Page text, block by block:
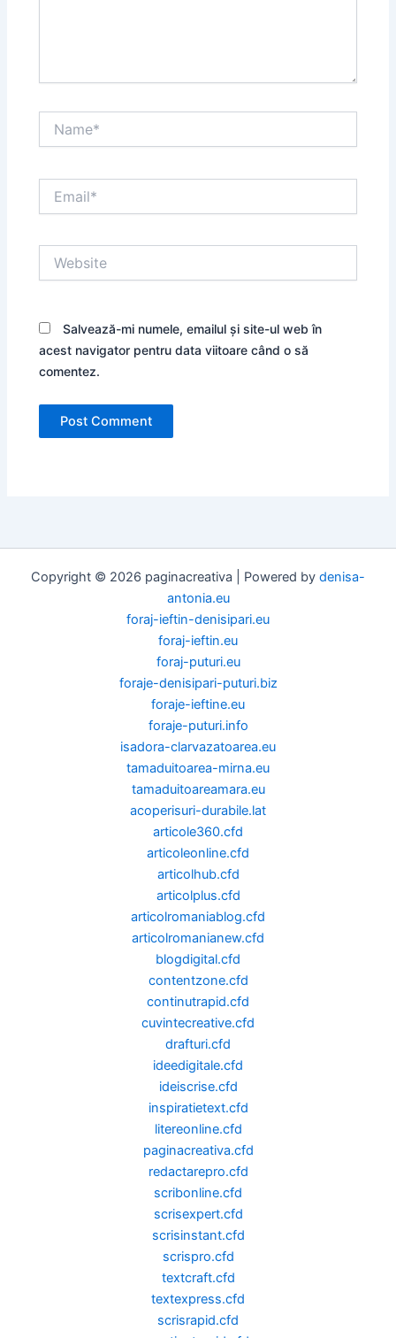
Salvează-mi numele, emailul și site-ul web în
acest navigator pentru data viitoare când o să
comentez.
Copyright © 2026 paginacreativa | Powered by denisa-
antonia.eu
foraj-ieftin-denisipari.eu
foraj-ieftin.eu
foraj-puturi.eu
foraje-denisipari-puturi.biz
foraje-ieftine.eu
foraje-puturi.info
isadora-clarvazatoarea.eu
tamaduitoarea-mirna.eu
tamaduitoareamara.eu
acoperisuri-durabile.lat
articole360.cfd
articoleonline.cfd
articolhub.cfd
articolplus.cfd
articolromaniablog.cfd
articolromanianew.cfd
blogdigital.cfd
contentzone.cfd
continutrapid.cfd
cuvintecreative.cfd
drafturi.cfd
ideedigitale.cfd
ideiscrise.cfd
inspiratietext.cfd
litereonline.cfd
paginacreativa.cfd
redactarepro.cfd
scribonline.cfd
scrisexpert.cfd
scrisinstant.cfd
scrispro.cfd
textcraft.cfd
textexpress.cfd
scrisrapid.cfd